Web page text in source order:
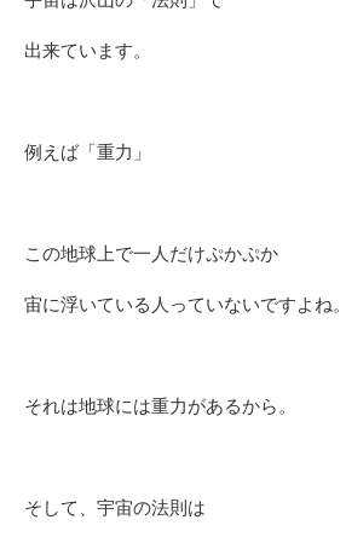
出来ています。
例えば「重力」
この地球上で一人だけぷかぷか
宙に浮いている人っていないですよね。
それは地球には重力があるから。
そして、宇宙の法則は